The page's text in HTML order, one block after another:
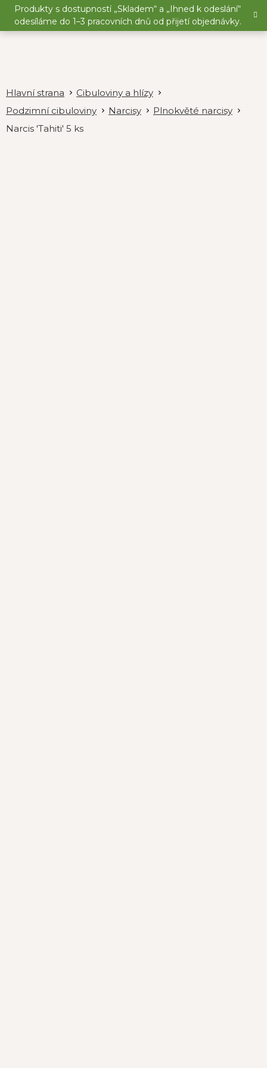
Přejít
obsah
Produkty s dostupností „Skladem“ a „Ihned k odeslání“
odesíláme do 1–3 pracovních dnů od přijetí objednávky.
Cibuloviny a hlízy
Podzimní cibuloviny
Narcisy
Plnokvěté narcisy
Narcis 'Tahiti' 5 ks